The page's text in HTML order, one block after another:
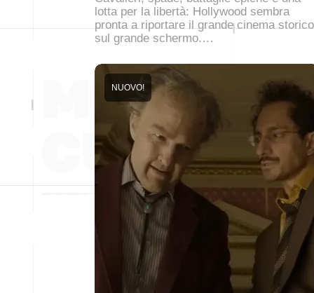
lotta per la libertà: Hollywood sembra
pronta a riportare il grande cinema storico
sul grande schermo.…
NUOVO!